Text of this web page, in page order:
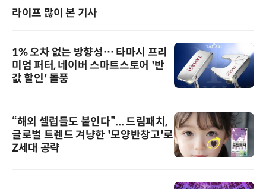
라이프 많이 본 기사
1% 오차 없는 방향성… 타마시 프리
미엄 퍼터, 네이버 스마트스토어 '반
값 할인' 돌풍
“해외 셀럽들도 붙인다”... 드림패치,
글로벌 트렌드 겨냥한 '모양반창고'로
Z세대 공략